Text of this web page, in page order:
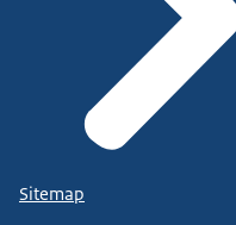
Sitemap